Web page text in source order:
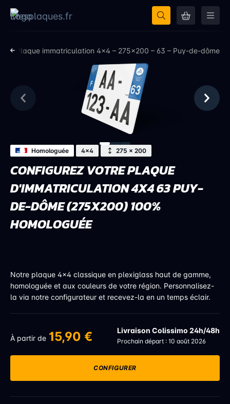
Plaque immatriculation 4×4 – 275×200 – 63 – Puy-de-dôme
Homologuée 4x4 275 × 200
CONFIGUREZ VOTRE PLAQUE
D'IMMATRICULATION 4X4 63 PUY-
DE-DÔME (275X200) 100%
HOMOLOGUÉE
Notre plaque 4x4 classique en plexiglass haut de gamme,
homologuée et aux couleurs de votre région. Personnalisez-
la via notre configurateur et recevez-la en un temps éclair.
À partir de 15,90 € Livraison Colissimo 24h/48h
Prochain départ : 10 août 2026
CONFIGURER